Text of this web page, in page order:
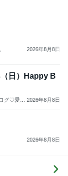
2026年8月8日
日）Happy B
グ♡愛媛
2026年8月8日
2026年8月8日